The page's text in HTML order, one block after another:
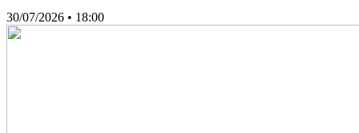
30/07/2026 • 18:00